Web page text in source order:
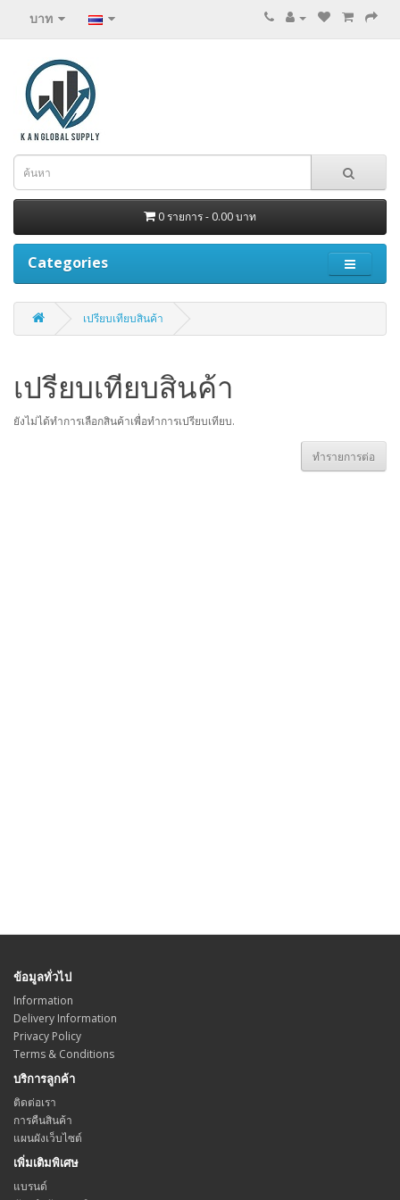
บาท
0 รายการ - 0.00 บาท
Categories
เปรียบเทียบสินค้า
เปรียบเทียบสินค้า
ยังไม่ได้ทำการเลือกสินค้าเพื่อทำการเปรียบเทียบ.
ทำรายการต่อ
ข้อมูลทั่วไป
Information
Delivery Information
Privacy Policy
Terms & Conditions
บริการลูกค้า
ติดต่อเรา
การคืนสินค้า
แผนผังเว็บไซต์
เพิ่มเติมพิเศษ
แบรนด์